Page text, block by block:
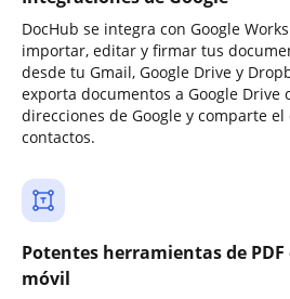
DocHub se integra con Google
importar, editar y firmar tus
desde tu Gmail, Google Drive y
exporta documentos a Google
direcciones de Google y comparte
contactos.
Potentes herramientas de
móvil